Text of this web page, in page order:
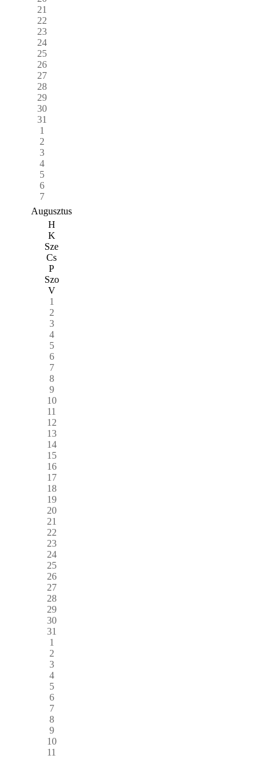
21
22
23
24
25
26
27
28
29
30
31
1
2
3
4
5
6
7
Augusztus
H
K
Sze
Cs
P
Szo
V
1
2
3
4
5
6
7
8
9
10
11
12
13
14
15
16
17
18
19
20
21
22
23
24
25
26
27
28
29
30
31
1
2
3
4
5
6
7
8
9
10
11